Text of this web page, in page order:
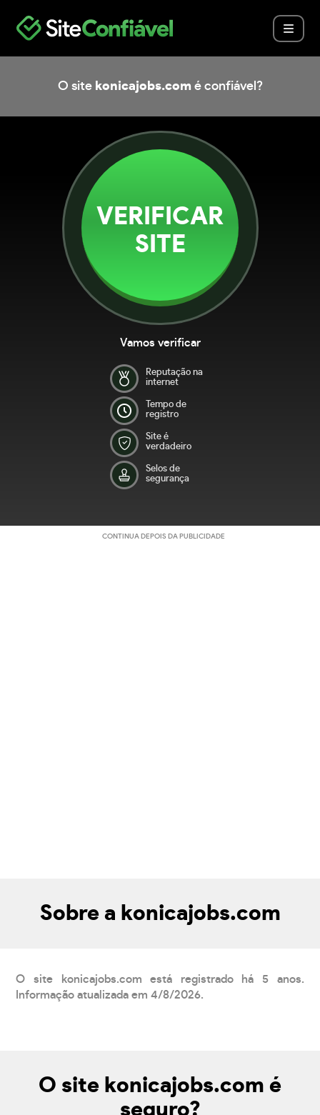
O site konicajobs.com é confiável?
VERIFICAR
SITE
Vamos verificar
Reputação na
internet
Tempo de
registro
Site é
verdadeiro
Selos de
segurança
CONTINUA DEPOIS DA PUBLICIDADE
Sobre a konicajobs.com
O site konicajobs.com está registrado há 5 anos.
Informação atualizada em 4/8/2026.
O site konicajobs.com é
seguro?